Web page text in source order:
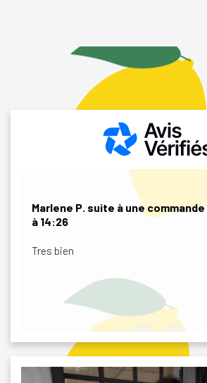
Marlene P . suite à une
à 14:26
Tres bien
‹ ›